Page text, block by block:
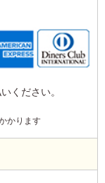
ください。
かります